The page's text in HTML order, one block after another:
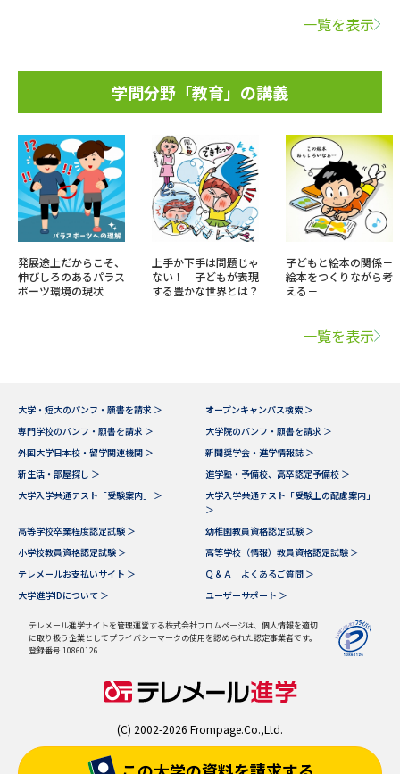
一覧を表示
学問分野「教育」の講義
発展途上だからこそ、
伸びしろのあるパラス
ポーツ環境の現状
上手か下手は問題じゃ
ない！ 子どもが表現
する豊かな世界とは？
子どもと絵本の関係－
絵本をつくりながら考
える－
一覧を表示
大学・短大のパンフ・願書を請求 ＞
オープンキャンパス検索 ＞
専門学校のパンフ・願書を請求 ＞
大学院のパンフ・願書を請求 ＞
外国大学日本校・留学関連機関 ＞
新聞奨学会・進学情報誌 ＞
新生活・部屋探し ＞
進学塾・予備校、高卒認定予備校 ＞
大学入学共通テスト「受験案内」 ＞
大学入学共通テスト「受験上の配慮案内」
＞
高等学校卒業程度認定試験 ＞
幼稚園教員資格認定試験 ＞
小学校教員資格認定試験 ＞
高等学校（情報）教員資格認定試験 ＞
テレメールお支払いサイト ＞
Ｑ＆Ａ よくあるご質問 ＞
大学進学IDについて ＞
ユーザーサポート ＞
テレメール進学サイトを管理運営する株式会社フロムページは、個人情報を適切
に取り扱う企業としてプライバシーマークの使用を認められた認定事業者です。
登録番号 10860126
(C) 2002-2026 Frompage.Co.,Ltd.